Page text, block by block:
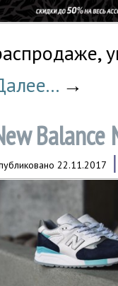
→
Balance
22.11.2017